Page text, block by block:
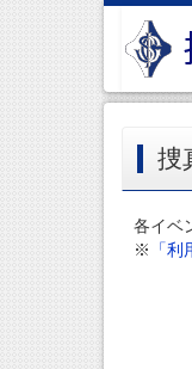
捜
各イベ
※
「利